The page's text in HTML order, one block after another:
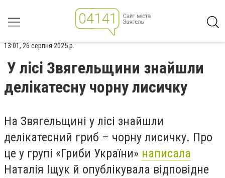
13:01, 26 серпня 2025 р.
У лісі Звягельщини знайшли
делікатесну чорну лисичку
На Звягельщині у лісі знайшли
делікатесний гриб – чорну лисичку. Про
це у групі «Гриби України» написала
Наталія Іщук й опублікувала відповідне